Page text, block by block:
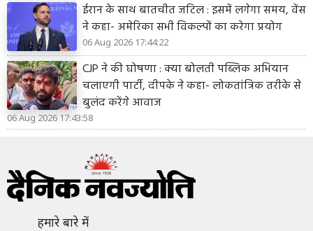
ईरान के साथ बातचीत जटिल : इसमें लगेगा समय, वेंस
ने कहा- अमेरिका सभी विकल्पों का करेगा प्रयोग
06 Aug 2026 17:44:22
CJP ने की घोषणा : क्या बोलती पब्लिक अभियान
चलाएगी पार्टी, दीपके ने कहा- लोकतांत्रिक तरीके से
बुलंद करेंगे आवाज
06 Aug 2026 17:43:58
हमारे बारे में